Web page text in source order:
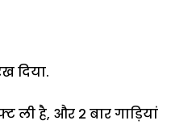
दिया.
ली है, और 2 बार गाड़ियां